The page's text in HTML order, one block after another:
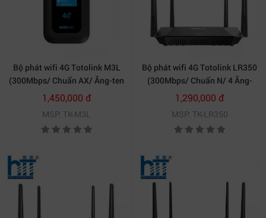
Bộ phát wifi 4G Totolink M3L
(300Mbps/ Chuẩn AX/ Ăng-ten
ngầm/ Khe Sim 4G/ 10 User)
1,450,000 đ
MSP: TK-M3L
Bộ phát wifi 4G Totolink LR350
(300Mbps/ Chuẩn N/ 4 Ăng-
ten ngoài/ Khe Sim 4G/ 25
User)
1,290,000 đ
MSP: TK-LR350